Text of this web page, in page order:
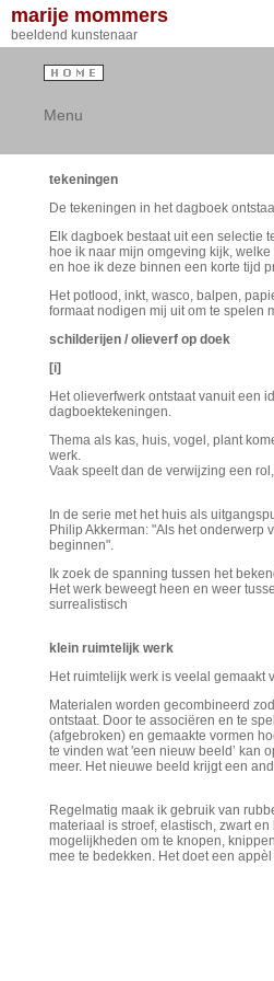
marije mommers
beeldend kunstenaar
Menu
tekeningen
De tekeningen in het dagboek
Elk dagboek bestaat uit een selectie
hoe ik naar mijn omgeving kijk,
en hoe ik deze binnen een korte tijd
Het potlood, inkt, wasco, balpen,
formaat nodigen mij uit om te spelen
schilderijen / olieverf op doek
[i]
Het olieverfwerk ontstaat vanuit een
dagboektekeningen.
Thema als kas, huis, vogel, plant
werk.
Vaak speelt dan de verwijzing een
In de serie met het huis als
Philip Akkerman: "Als het onderwerp
beginnen".
Ik zoek de spanning tussen het
Het werk beweegt heen en weer
surrealistisch
klein ruimtelijk werk
Het ruimtelijk werk is veelal gemaakt
Materialen worden gecombineerd
ontstaat. Door te associëren en te
(afgebroken) en gemaakte vormen
te vinden wat 'een nieuw beeld’ kan
meer. Het nieuwe beeld krijgt een
Regelmatig maak ik gebruik van
materiaal is stroef, elastisch, zwart
mogelijkheden om te knopen,
mee te bedekken. Het doet een